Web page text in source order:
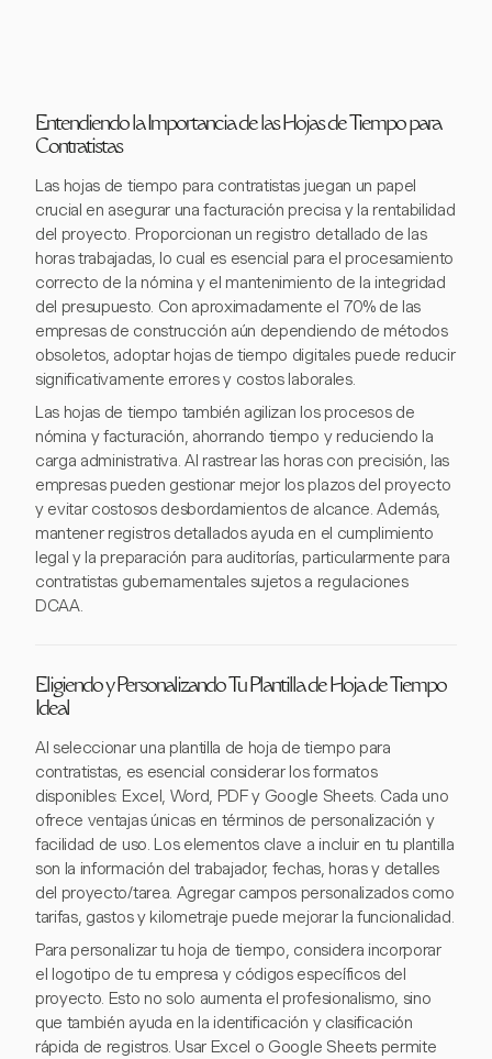
Entendiendo la Importancia de las Hojas de Tiempo para
Contratistas
Las hojas de tiempo para contratistas juegan un papel
crucial en asegurar una facturación precisa y la rentabilidad
del proyecto. Proporcionan un registro detallado de las
horas trabajadas, lo cual es esencial para el procesamiento
correcto de la nómina y el mantenimiento de la integridad
del presupuesto. Con aproximadamente el 70% de las
empresas de construcción aún dependiendo de métodos
obsoletos, adoptar hojas de tiempo digitales puede reducir
significativamente errores y costos laborales.
Las hojas de tiempo también agilizan los procesos de
nómina y facturación, ahorrando tiempo y reduciendo la
carga administrativa. Al rastrear las horas con precisión, las
empresas pueden gestionar mejor los plazos del proyecto
y evitar costosos desbordamientos de alcance. Además,
mantener registros detallados ayuda en el cumplimiento
legal y la preparación para auditorías, particularmente para
contratistas gubernamentales sujetos a regulaciones
DCAA.
Eligiendo y Personalizando Tu Plantilla de Hoja de Tiempo
Ideal
Al seleccionar una plantilla de hoja de tiempo para
contratistas, es esencial considerar los formatos
disponibles: Excel, Word, PDF y Google Sheets. Cada uno
ofrece ventajas únicas en términos de personalización y
facilidad de uso. Los elementos clave a incluir en tu plantilla
son la información del trabajador, fechas, horas y detalles
del proyecto/tarea. Agregar campos personalizados como
tarifas, gastos y kilometraje puede mejorar la funcionalidad.
Para personalizar tu hoja de tiempo, considera incorporar
el logotipo de tu empresa y códigos específicos del
proyecto. Esto no solo aumenta el profesionalismo, sino
que también ayuda en la identificación y clasificación
rápida de registros. Usar Excel o Google Sheets permite